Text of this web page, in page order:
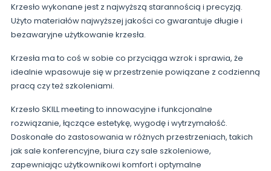
Krzesło wykonane jest z najwyższą starannością i precyzją.
Użyto materiałów najwyższej jakości co gwarantuje długie i
bezawaryjne użytkowanie krzesła.
Krzesła ma to coś w sobie co przyciąga wzrok i sprawia, że
idealnie wpasowuje się w przestrzenie powiązane z codzienną
pracą czy też szkoleniami.
Krzesło SKILL meeting to innowacyjne i funkcjonalne
rozwiązanie, łączące estetykę, wygodę i wytrzymałość.
Doskonałe do zastosowania w różnych przestrzeniach, takich
jak sale konferencyjne, biura czy sale szkoleniowe,
zapewniając użytkownikowi komfort i optymalne